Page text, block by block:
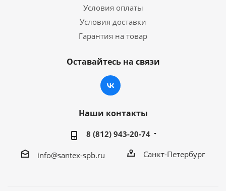
Условия оплаты
Условия доставки
Гарантия на товар
Оставайтесь на связи
Наши контакты
8 (812) 943-20-74
info@santex-spb.ru Санкт-Петербург